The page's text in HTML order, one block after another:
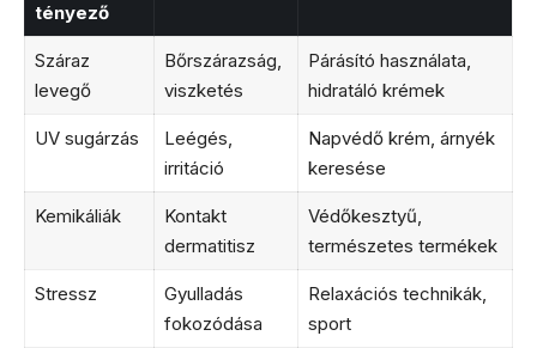
tényező
Száraz
levegő
Bőrszárazság,
viszketés
Párásító használata,
hidratáló krémek
UV sugárzás
Leégés,
irritáció
Napvédő krém, árnyék
keresése
Kemikáliák
Kontakt
dermatitisz
Védőkesztyű,
természetes termékek
Stressz
Gyulladás
fokozódása
Relaxációs technikák,
sport